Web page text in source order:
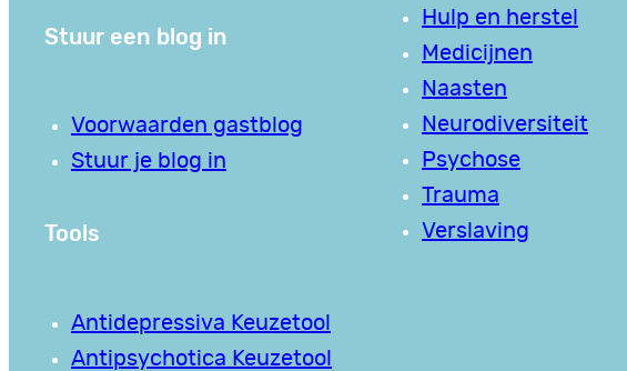
Stuur een blog in
Voorwaarden gastblog
Stuur je blog in
Tools
Antidepressiva Keuzetool
Antipsychotica Keuzetool
Hulp en herstel
Medicijnen
Naasten
Neurodiversiteit
Psychose
Trauma
Verslaving